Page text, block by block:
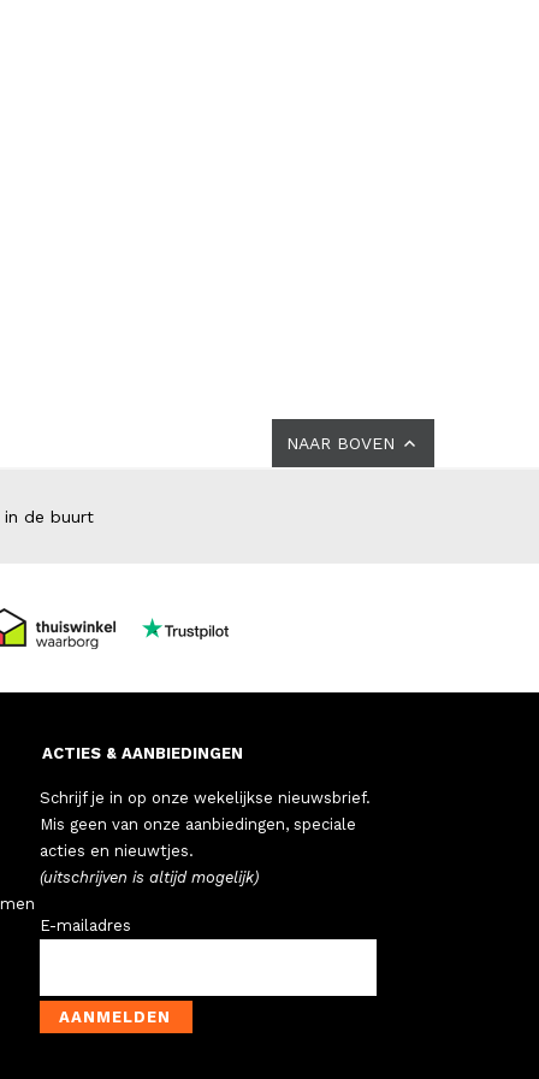
NAAR BOVEN
in de buurt
ACTIES & AANBIEDINGEN
Schrijf je in op onze wekelijkse nieuwsbrief.
Mis geen van onze aanbiedingen, speciale
acties en nieuwtjes.
(uitschrijven is altijd mogelijk)
E-mailadres
AANMELDEN